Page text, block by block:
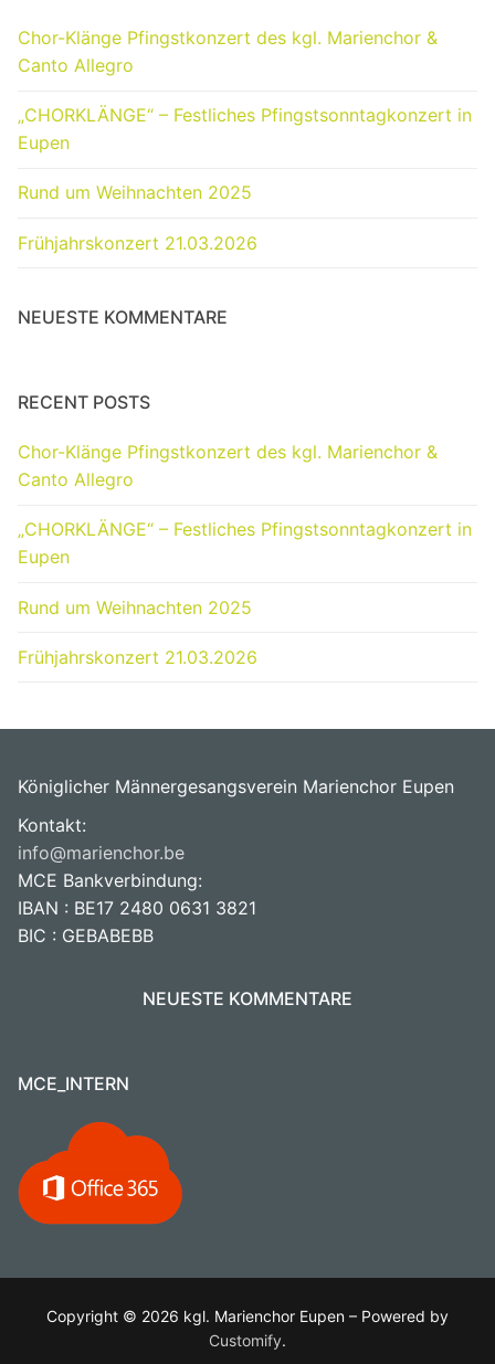
Chor-Klänge Pfingstkonzert des kgl. Marienchor &
Canto Allegro
„CHORKLÄNGE“ – Festliches Pfingstsonntagkonzert in
Eupen
Rund um Weihnachten 2025
Frühjahrskonzert 21.03.2026
NEUESTE KOMMENTARE
RECENT POSTS
Chor-Klänge Pfingstkonzert des kgl. Marienchor &
Canto Allegro
„CHORKLÄNGE“ – Festliches Pfingstsonntagkonzert in
Eupen
Rund um Weihnachten 2025
Frühjahrskonzert 21.03.2026
Königlicher Männergesangsverein Marienchor Eupen
Kontakt:
info@marienchor.be
MCE Bankverbindung:
IBAN : BE17 2480 0631 3821
BIC : GEBABEBB
NEUESTE KOMMENTARE
MCE_INTERN
Copyright © 2026 kgl. Marienchor Eupen – Powered by
Customify.